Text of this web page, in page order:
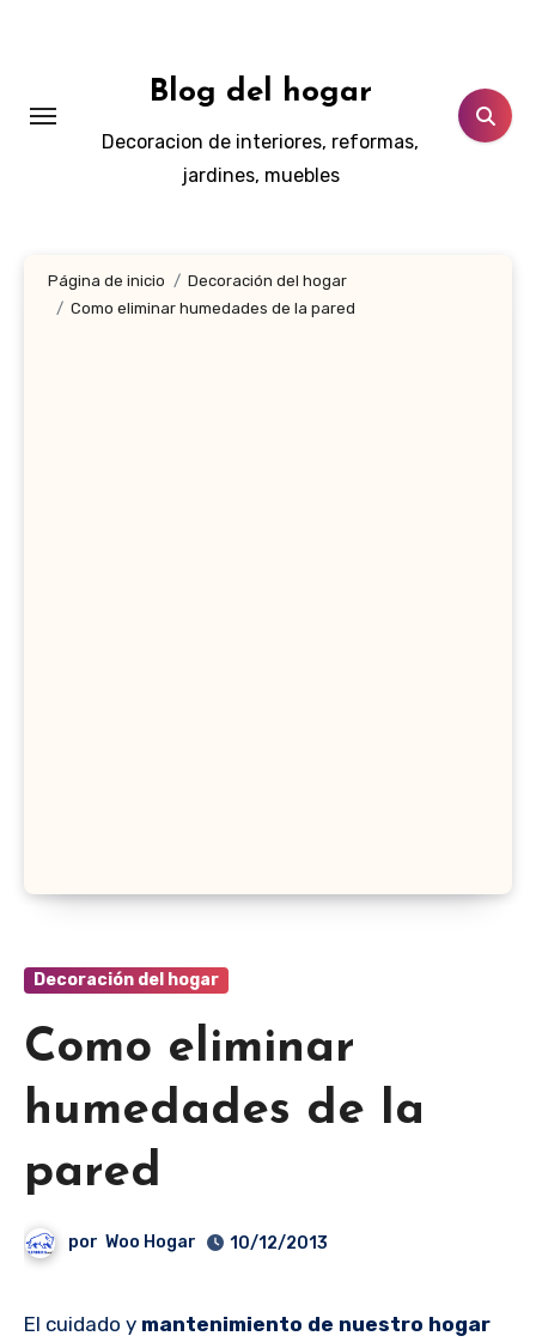
Blog del hogar
Decoracion de interiores, reformas,
jardines, muebles
Página de inicio
Decoración del hogar
Como eliminar humedades de la pared
Decoración del hogar
Como eliminar
humedades de la
pared
por Woo Hogar 10/12/2013
El cuidado y mantenimiento de nuestro hogar